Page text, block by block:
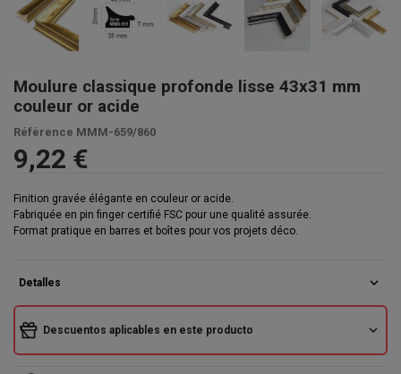
Moulure classique profonde lisse 43x31 mm
couleur or acide
Référence MMM-659/860
9,22 €
Finition gravée élégante en couleur or acide.
Fabriquée en pin finger certifié FSC pour une qualité assurée.
Format pratique en barres et boîtes pour vos projets déco.
Detalles expand_more
Descuentos aplicables en este producto expand_more